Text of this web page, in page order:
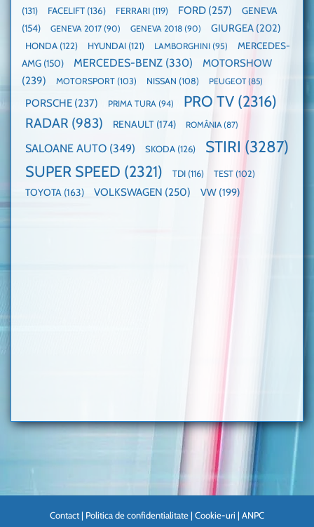
(131)
FACELIFT (136) FERRARI (119) FORD (257)
GENEVA
(154)
GENEVA 2017 (90) GENEVA 2018 (90) GIURGEA (202)
HONDA (122) HYUNDAI (121) LAMBORGHINI (95)
MERCEDES-
AMG (150) MERCEDES-BENZ (330)
MOTORSHOW
(239)
MOTORSPORT (103) NISSAN (108) PEUGEOT(85)
PORSCHE (237) PRIMA TURA (94) PRO TV (2316)
RADAR (983) RENAULT (174) ROMÂNIA (87)
SALOANE AUTO (349) SKODA (126) STIRI (3287)
SUPER SPEED (2321) TDI (116) TEST (102)
TOYOTA (163) VOLKSWAGEN (250) VW (199)
Contact | Politica de confidentialitate | Cookie-uri | ANPC